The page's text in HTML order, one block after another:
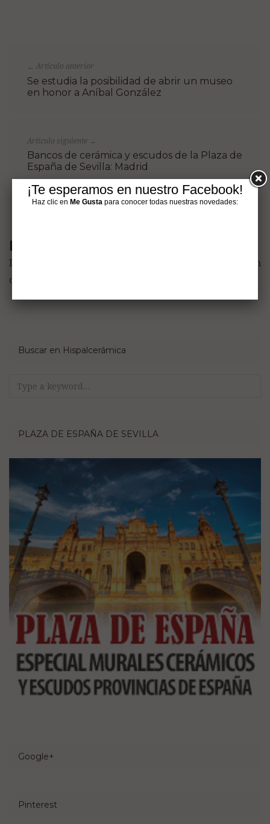
← Artículo anterior
Se estudia la posibilidad de abrir un museo
en honor a Aníbal González
Artículo siguiente →
Bancos de cerámica y escudos de la Plaza de
España de Sevilla: Madrid
Deja una respuesta
Lo siento, debes estar
para publicar un
comentario.
Buscar en Hispalcerámica
Search
PLAZA DE ESPAÑA DE SEVILLA
Google+
Pinterest
¡Te esperamos en nuestro Facebook!
Haz clic en Me Gusta para conocer todas nuestras novedades: